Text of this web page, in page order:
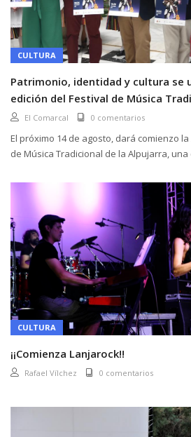
CULTURA
Patrimonio, identidad y cultura se
edición del Festival de Música
El Comarcal 0 comentarios
El próximo 14 de agosto, dará comienzo la
de Música Tradicional de la Alpujarra, una
CULTURA
¡¡Comienza Lanjarock!!
Rafael Vílchez 0 comentarios